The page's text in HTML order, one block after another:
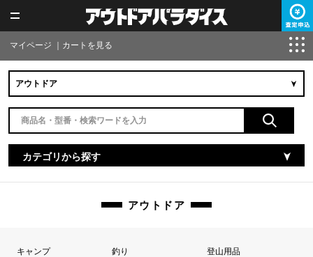
マイページ カートを見る
カテゴリから探す
アウトドア
キャンプ 釣り 登山用品